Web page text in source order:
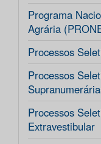
Programa
Agrária
Processos
Processos
Processos
Extravestibular